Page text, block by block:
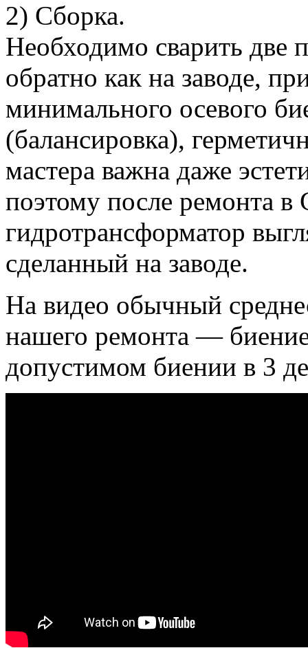
2) Сборка.
Необходимо сварить две
обратно как на заводе,
минимального осевого
(балансировка),
мастера важна даже
поэтому после ремонта в
гидротрансформатор
сделанный на заводе.
На видео обычный
нашего ремонта —
допустимом биении в 3